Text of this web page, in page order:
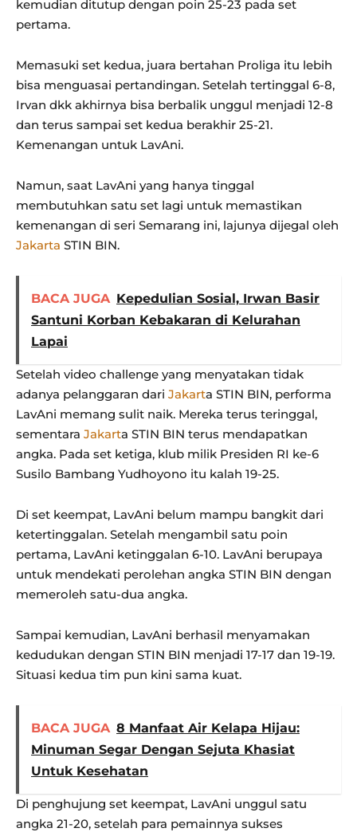
kemudian ditutup dengan poin 25-23 pada set
pertama.
Memasuki set kedua, juara bertahan Proliga itu lebih
bisa menguasai pertandingan. Setelah tertinggal 6-8,
Irvan dkk akhirnya bisa berbalik unggul menjadi 12-8
dan terus sampai set kedua berakhir 25-21.
Kemenangan untuk LavAni.
Namun, saat LavAni yang hanya tinggal
membutuhkan satu set lagi untuk memastikan
kemenangan di seri Semarang ini, lajunya dijegal oleh
Jakarta STIN BIN.
BACA JUGA Kepedulian Sosial, Irwan Basir
Santuni Korban Kebakaran di Kelurahan
Lapai
Setelah video challenge yang menyatakan tidak
adanya pelanggaran dari Jakarta STIN BIN, performa
LavAni memang sulit naik. Mereka terus teringgal,
sementara Jakarta STIN BIN terus mendapatkan
angka. Pada set ketiga, klub milik Presiden RI ke-6
Susilo Bambang Yudhoyono itu kalah 19-25.
Di set keempat, LavAni belum mampu bangkit dari
ketertinggalan. Setelah mengambil satu poin
pertama, LavAni ketinggalan 6-10. LavAni berupaya
untuk mendekati perolehan angka STIN BIN dengan
memeroleh satu-dua angka.
Sampai kemudian, LavAni berhasil menyamakan
kedudukan dengan STIN BIN menjadi 17-17 dan 19-19.
Situasi kedua tim pun kini sama kuat.
BACA JUGA 8 Manfaat Air Kelapa Hijau:
Minuman Segar Dengan Sejuta Khasiat
Untuk Kesehatan
Di penghujung set keempat, LavAni unggul satu
angka 21-20, setelah para pemainnya sukses